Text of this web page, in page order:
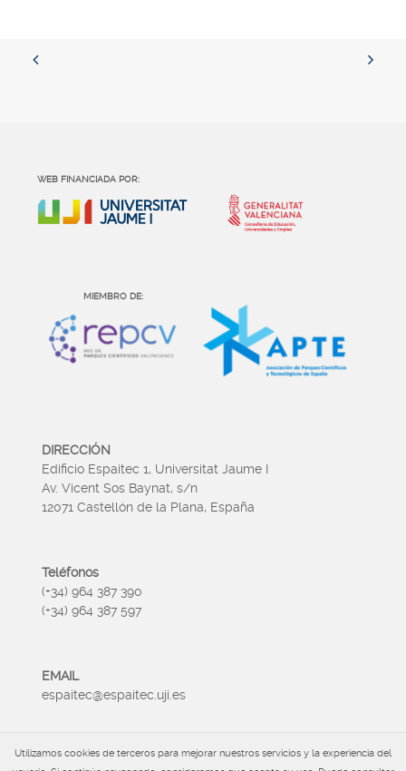
WEB FINANCIADA POR:
MIEMBRO DE:
DIRECCIÓN
Edificio Espaitec 1, Universitat Jaume I
Av. Vicent Sos Baynat, s/n
12071 Castellón de la Plana, España
Teléfonos
(+34) 964 387 390
(+34) 964 387 597
EMAIL
espaitec@espaitec.uji.es
HORARIO
Utilizamos cookies de terceros para mejorar nuestros servicios y la experiencia del